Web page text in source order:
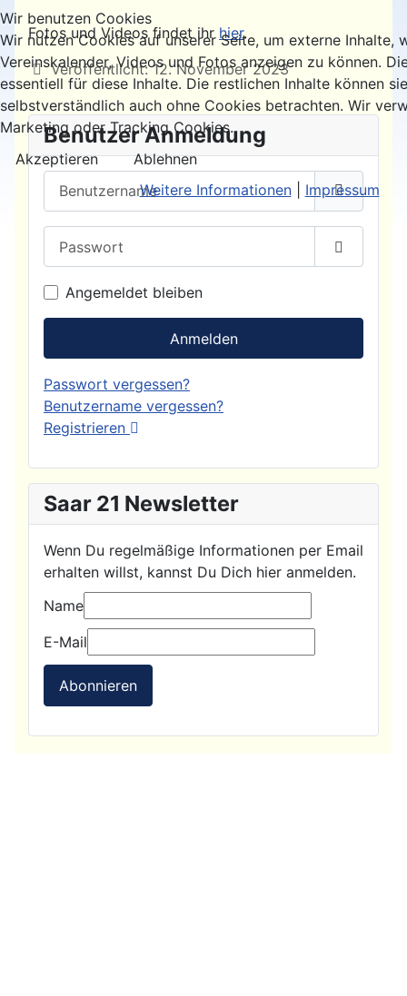
Fotos und Videos findet ihr hier.
DetailsVeröffentlicht: 12. November 2023
Benutzer Anmeldung
Benutzername
Passwort
Angemeldet bleiben
Anmelden
Passwort vergessen?
Benutzername vergessen?
Registrieren
Saar 21 Newsletter
Wenn Du regelmäßige Informationen per Email
erhalten willst, kannst Du Dich hier anmelden.
Name
E-Mail
Abonnieren
Wir benutzen Cookies
Wir nutzen Cookies auf unserer Seite, um externe Inhalte,
Vereinskalender, Videos und Fotos anzeigen zu können.
essentiell für diese Inhalte. Die restlichen Inhalte können sie
selbstverständlich auch ohne Cookies betrachten. Wir
Marketing oder Tracking Cookies.
Akzeptieren
Ablehnen
Weitere Informationen| Impressum